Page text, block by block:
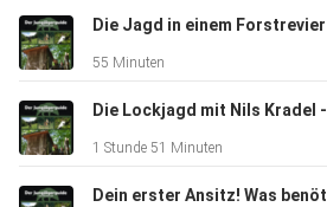
55 Minuten
1 Stunde 51 Minuten
Dein erster Ansitz! Was